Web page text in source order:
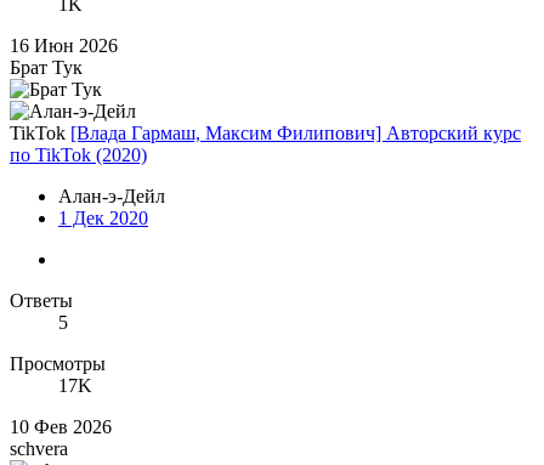
1K
16 Июн 2026
Брат Тук
TikTok [Влада Гармаш, Максим Филипович] Авторский курс
по TikTok (2020)
Алан-э-Дейл
1 Дек 2020
Ответы
5
Просмотры
17K
10 Фев 2026
schvera